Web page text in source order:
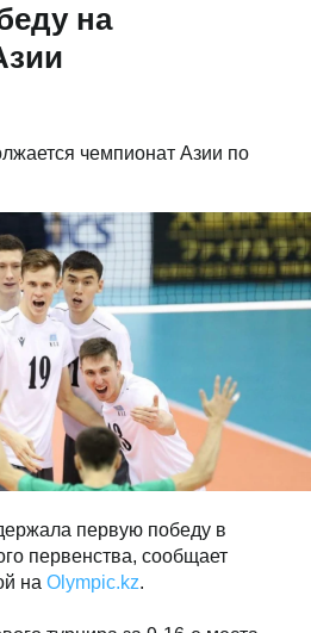
на
чемпионат Азии по
первую победу в
первенства, сообщает
на Olympic.kz.